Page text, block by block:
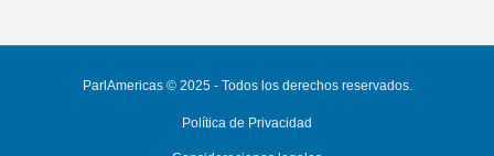
ParlAmericas © 2025 - Todos los derechos reservados.
Política de Privacidad